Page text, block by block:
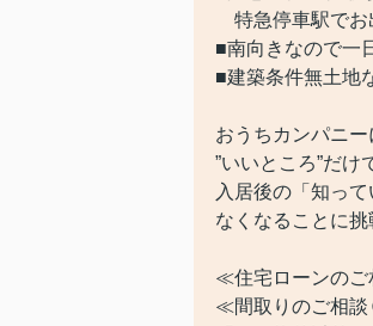
特急停車駅でお
■南向きなので一
■建築条件無土地
おうちカンパニ
”いいところ”だけ
入居後の「知っ
なくなることに挑
≪住宅ローンの
≪間取りのご相